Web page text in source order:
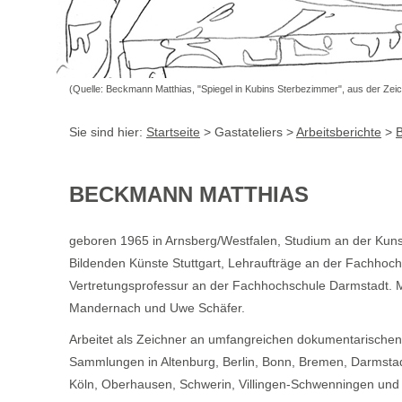
(Quelle: Beckmann Matthias, "Spiegel in Kubins Sterbezimmer", aus der
Sie sind hier: Startseite > Gastateliers >Arbeitsberichte >
BECKMANN MATTHIAS
geboren 1965 in Arnsberg/Westfalen, Studium an der
Bildenden Künste Stuttgart, Lehraufträge an der
Vertretungsprofessur an der Fachhochschule Darmstadt.
Mandernach und Uwe Schäfer.
Arbeitet als Zeichner an umfangreichen
Sammlungen in Altenburg, Berlin, Bonn, Bremen,
Köln, Oberhausen, Schwerin, Villingen-Schwenningen und